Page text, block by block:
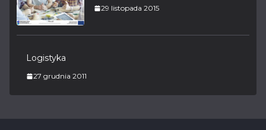
29 listopada 2015
Logistyka
27 grudnia 2011